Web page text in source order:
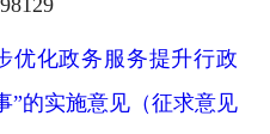
优化政务服务提升行政
”的实施意见（征求意见